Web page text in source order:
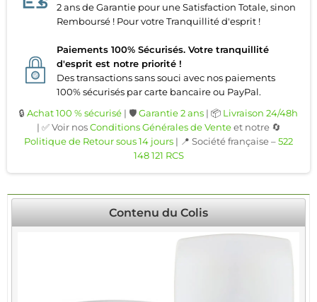
2 ans de Garantie pour une Satisfaction Totale, sinon
Remboursé ! Pour votre Tranquillité d'esprit !
Paiements 100% Sécurisés. Votre tranquillité
d'esprit est notre priorité !
Des transactions sans souci avec nos paiements
100% sécurisés par carte bancaire ou PayPal.
🔒 Achat 100 % sécurisé | 🛡️Garantie 2 ans | 📦 Livraison 24/48h
| ✅ Voir nosConditions Générales de Venteet notre 🔄
Politique de Retour sous 14 jours | 📍 Société française –522
148 121 RCS
Contenu du Colis